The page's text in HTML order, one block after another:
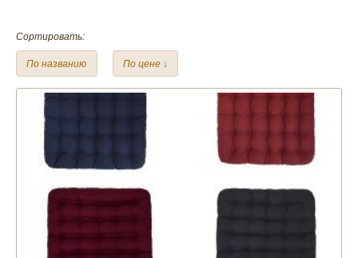
Сортировать:
По названию По цене ↓